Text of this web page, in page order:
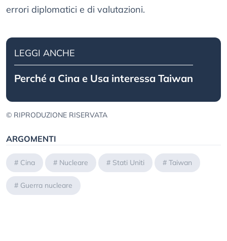
errori diplomatici e di valutazioni.
LEGGI ANCHE
Perché a Cina e Usa interessa Taiwan
© RIPRODUZIONE RISERVATA
ARGOMENTI
# Cina # Nucleare # Stati Uniti # Taiwan
# Guerra nucleare